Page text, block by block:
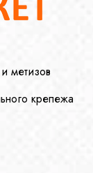
метизов
крепежа